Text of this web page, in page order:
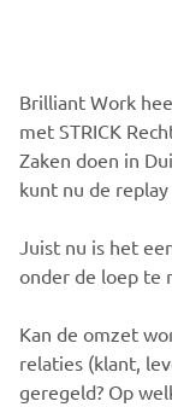
Brilliant Work
met STRICK
Zaken doen in
kunt nu de
Juist nu is het
onder de loep te
Kan de omzet
relaties (klant,
geregeld? Op